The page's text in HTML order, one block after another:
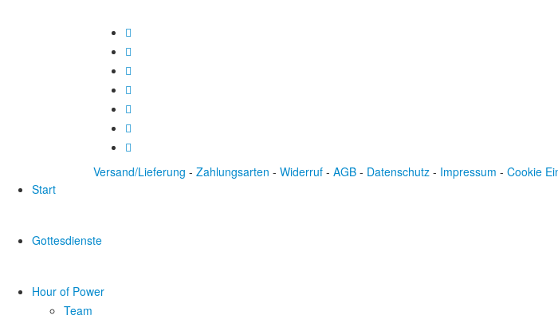
Versand/Lieferung - Zahlungsarten - Widerruf - AGB - Datenschutz - Impressum - Cookie
Start
Gottesdienste
Hour of Power
Team